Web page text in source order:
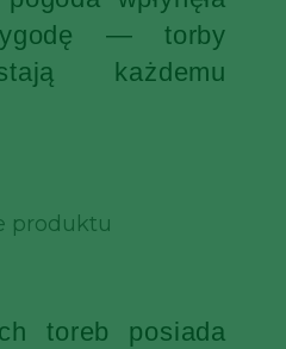
— torby
każdemu
toreb posiada